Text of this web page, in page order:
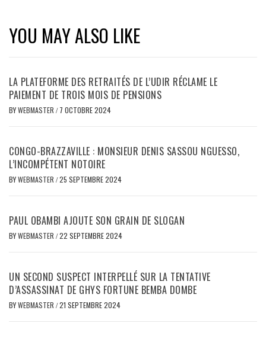
YOU MAY ALSO LIKE
LA PLATEFORME DES RETRAITÉS DE L’UDIR RÉCLAME LE
PAIEMENT DE TROIS MOIS DE PENSIONS
BYWEBMASTER / 7 OCTOBRE 2024
CONGO-BRAZZAVILLE : MONSIEUR DENIS SASSOU NGUESSO,
L’INCOMPÉTENT NOTOIRE
BYWEBMASTER /25 SEPTEMBRE 2024
PAUL OBAMBI AJOUTE SON GRAIN DE SLOGAN
BYWEBMASTER /22 SEPTEMBRE 2024
UN SECOND SUSPECT INTERPELLÉ SUR LA TENTATIVE
D’ASSASSINAT DE GHYS FORTUNE BEMBA DOMBE
BYWEBMASTER /21 SEPTEMBRE 2024